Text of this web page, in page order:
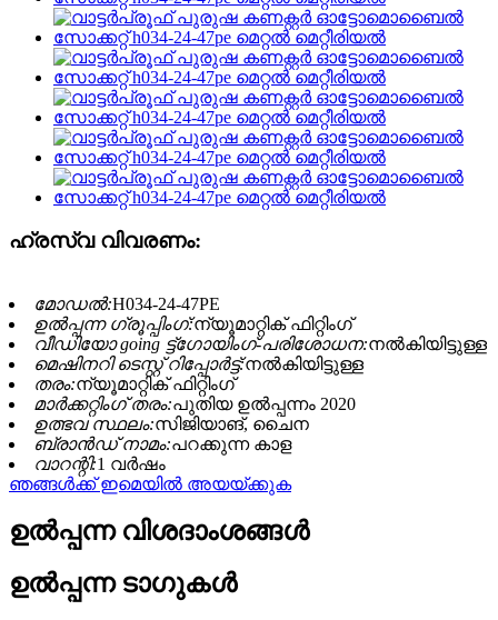
ഹ്രസ്വ വിവരണം:
മോഡൽ:H034-24-47PE
ഉൽപ്പന്ന ഗ്രൂപ്പിംഗ്:ന്യൂമാറ്റിക് ഫിറ്റിംഗ്
വീഡിയോ going ട്ട്ഗോയിംഗ്-പരിശോധന:നൽകിയിട്ടുള്ള
മെഷിനറി ടെസ്റ്റ് റിപ്പോർട്ട്:നൽകിയിട്ടുള്ള
തരം:ന്യൂമാറ്റിക് ഫിറ്റിംഗ്
മാർക്കറ്റിംഗ് തരം:പുതിയ ഉൽപ്പന്നം 2020
ഉത്ഭവ സ്ഥലം:സിജിയാങ്, ചൈന
ബ്രാൻഡ് നാമം:പറക്കുന്ന കാള
വാറന്റി:1 വർഷം
ഞങ്ങൾക്ക് ഇമെയിൽ അയയ്ക്കുക
ഉൽപ്പന്ന വിശദാംശങ്ങൾ
ഉൽപ്പന്ന ടാഗുകൾ